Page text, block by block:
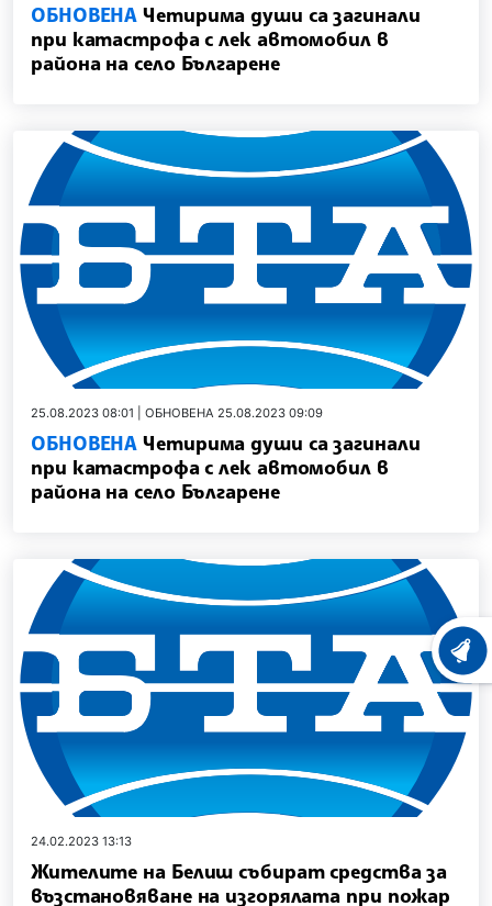
ОБНОВЕНА Четирима души са загинали
при катастрофа с лек автомобил в
района на село Българене
25.08.2023 08:01 | ОБНОВЕНА 25.08.2023 09:09
ОБНОВЕНА Четирима души са загинали
при катастрофа с лек автомобил в
района на село Българене
24.02.2023 13:13
Жителите на Белиш събират средства за
възстановяване на изгорялата при пожар